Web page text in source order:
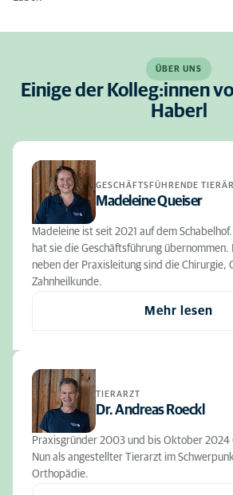
ÜBER UNS
Einige der Kolleg:innen
Haberl
GESCHÄFTSFÜHRENDE
Madeleine Queiser
Madeleine ist seit 2021 auf dem
hat sie die Geschäftsführung
neben der Praxisleitung sind die Chirurgie,
Zahnheilkunde.
Mehr lesen
TIERARZT
Dr. Andreas Roeckl
Praxisgründer 2003 und bis Oktober 2024
Nun als angestellter Tierarzt im
Orthopädie.